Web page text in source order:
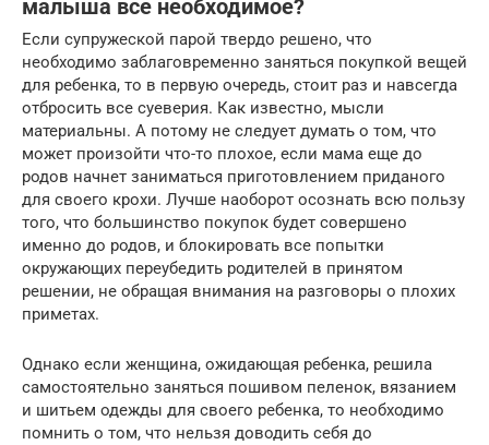
малыша все необходимое?
Если супружеской парой твердо решено, что
необходимо заблаговременно заняться покупкой вещей
для ребенка, то в первую очередь, стоит раз и навсегда
отбросить все суеверия. Как известно, мысли
материальны. А потому не следует думать о том, что
может произойти что-то плохое, если мама еще до
родов начнет заниматься приготовлением приданого
для своего крохи. Лучше наоборот осознать всю пользу
того, что большинство покупок будет совершено
именно до родов, и блокировать все попытки
окружающих переубедить родителей в принятом
решении, не обращая внимания на разговоры о плохих
приметах.
Однако если женщина, ожидающая ребенка, решила
самостоятельно заняться пошивом пеленок, вязанием
и шитьем одежды для своего ребенка, то необходимо
помнить о том, что нельзя доводить себя до